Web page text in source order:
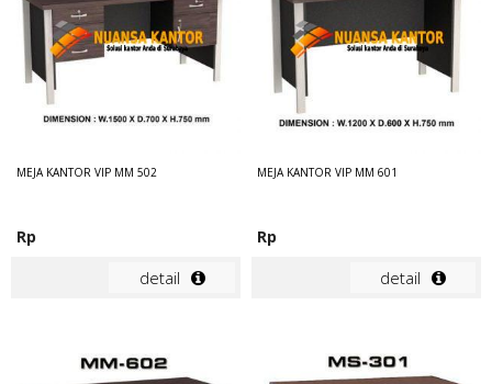
MEJA KANTOR VIP MM 502
Rp
detail
MEJA KANTOR VIP MM 601
Rp
detail